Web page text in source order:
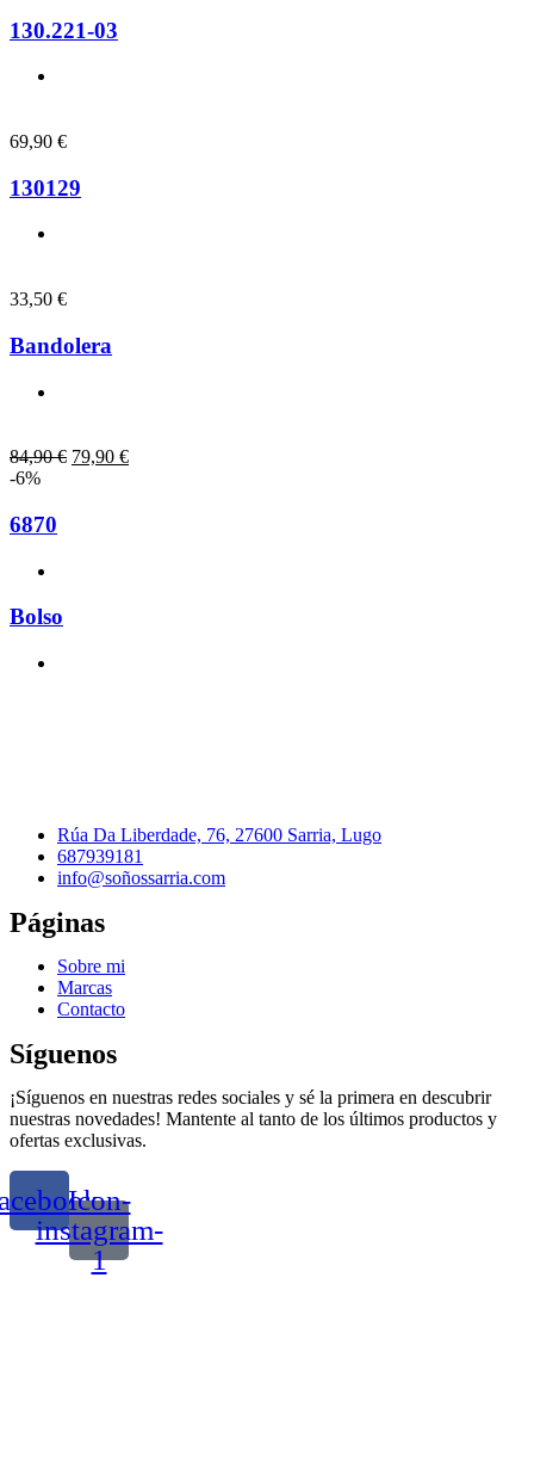
130.221-03
69,90 €
130129
33,50 €
Bandolera
84,90€ 79,90 €
-6%
6870
Bolso
Rúa Da Liberdade, 76, 27600 Sarria, Lugo
687939181
info@soñossarria.com
Páginas
Sobre mi
Marcas
Contacto
Síguenos
¡Síguenos en nuestras redes sociales y sé la primera en descubrir
nuestras novedades! Mantente al tanto de los últimos productos y
ofertas exclusivas.
Icon-
instagram-
1